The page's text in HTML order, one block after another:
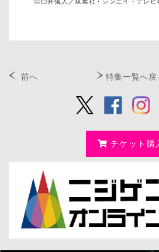
前へ 特集一覧へ戻
チケット購